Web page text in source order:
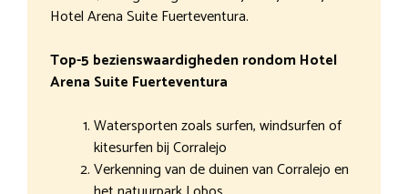
Hotel Arena Suite Fuerteventura.
Top-5 bezienswaardigheden rondom Hotel
Arena Suite Fuerteventura
Watersporten zoals surfen, windsurfen of
kitesurfen bij Corralejo
Verkenning van de duinen van Corralejo en